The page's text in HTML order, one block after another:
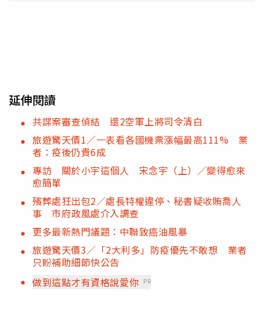
延伸閱讀
共諜案審查偵結 還2空軍上將司令清白
旅遊驚天價1／一表看各國機票漲幅最高111% 業
者：疫後仍貴6成
專訪 關於小宇這個人 宋念宇（上）／變得愈來
愈簡單
殯葬處狂出包2／處長特權違停、秘書疑收賄喬人
事 市府政風處介入調查
更多最新熱門議題：中聯致癌油風暴
旅遊驚天價3／「2大利多」防疫優先不敢想 業者
只盼補助細節快公告
做到這點才有資格說愛你 PR